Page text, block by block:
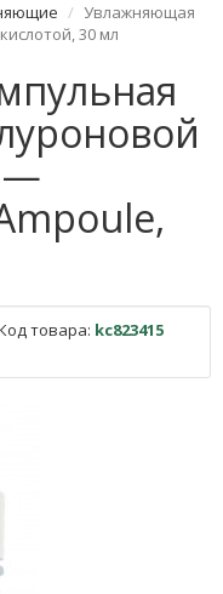
Увлажняющая
30 мл
—
товара: kc823415